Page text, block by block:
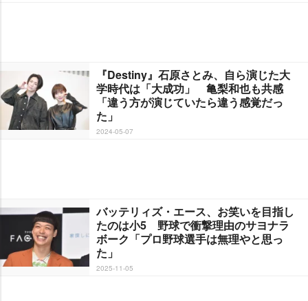
『Destiny』石原さとみ、自ら演じた大
学時代は「大成功」 亀梨和也も共感
「違う方が演じていたら違う感覚だっ
た」
2024-05-07
バッテリィズ・エース、お笑いを目指し
たのは小5 野球で衝撃理由のサヨナラ
ボーク「プロ野球選手は無理やと思っ
た」
2025-11-05